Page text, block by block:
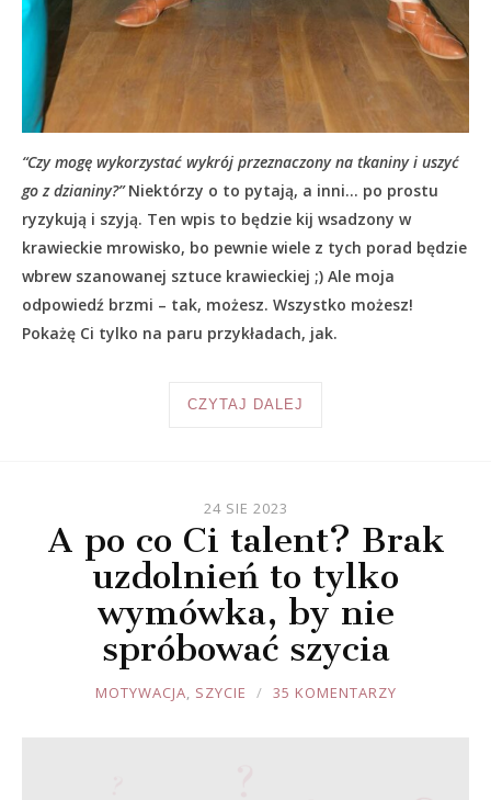
“Czy mogę wykorzystać wykrój przeznaczony na tkaniny i uszyć
go z dzianiny?”Niektórzy o to pytają, a inni… po prostu
ryzykują i szyją. Ten wpis to będzie kij wsadzony w
krawieckie mrowisko, bo pewnie wiele z tych porad będzie
wbrew szanowanej sztuce krawieckiej ;) Ale moja
odpowiedź brzmi – tak, możesz. Wszystko możesz!
Pokażę Ci tylko na paru przykładach, jak.
CZYTAJ DALEJ
24 SIE 2023
A po co Ci talent? Brak
uzdolnień to tylko
wymówka, by nie
spróbować szycia
JOULE
MOTYWACJA, SZYCIE 35 KOMENTARZY